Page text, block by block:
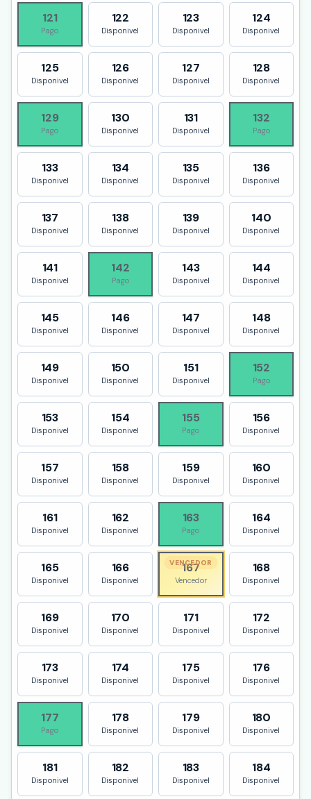
121
Pago
122
Disponivel
123
Disponivel
124
Disponivel
125
Disponivel
126
Disponivel
127
Disponivel
128
Disponivel
129
Pago
130
Disponivel
131
Disponivel
132
Pago
133
Disponivel
134
Disponivel
135
Disponivel
136
Disponivel
137
Disponivel
138
Disponivel
139
Disponivel
140
Disponivel
141
Disponivel
142
Pago
143
Disponivel
144
Disponivel
145
Disponivel
146
Disponivel
147
Disponivel
148
Disponivel
149
Disponivel
150
Disponivel
151
Disponivel
152
Pago
153
Disponivel
154
Disponivel
155
Pago
156
Disponivel
157
Disponivel
158
Disponivel
159
Disponivel
160
Disponivel
161
Disponivel
162
Disponivel
163
Pago
164
Disponivel
165
Disponivel
166
Disponivel
VENCEDOR
167
Vencedor
168
Disponivel
169
Disponivel
170
Disponivel
171
Disponivel
172
Disponivel
173
Disponivel
174
Disponivel
175
Disponivel
176
Disponivel
177
Pago
178
Disponivel
179
Disponivel
180
Disponivel
181
Disponivel
182
Disponivel
183
Disponivel
184
Disponivel